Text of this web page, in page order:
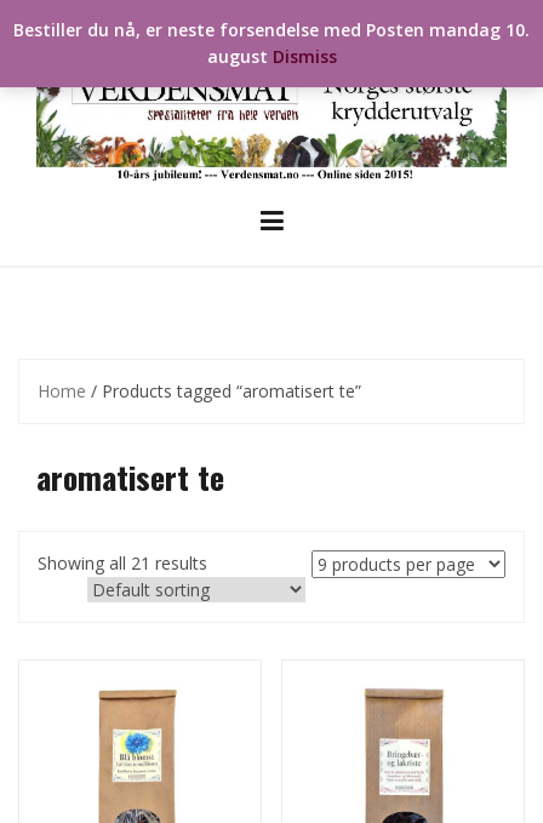
to
Home / Products tagged “aromatisert te”
aromatisert te
Showing all 21 results
Bestiller du nå, er neste forsendelse med Posten mandag 10.
august Dismiss